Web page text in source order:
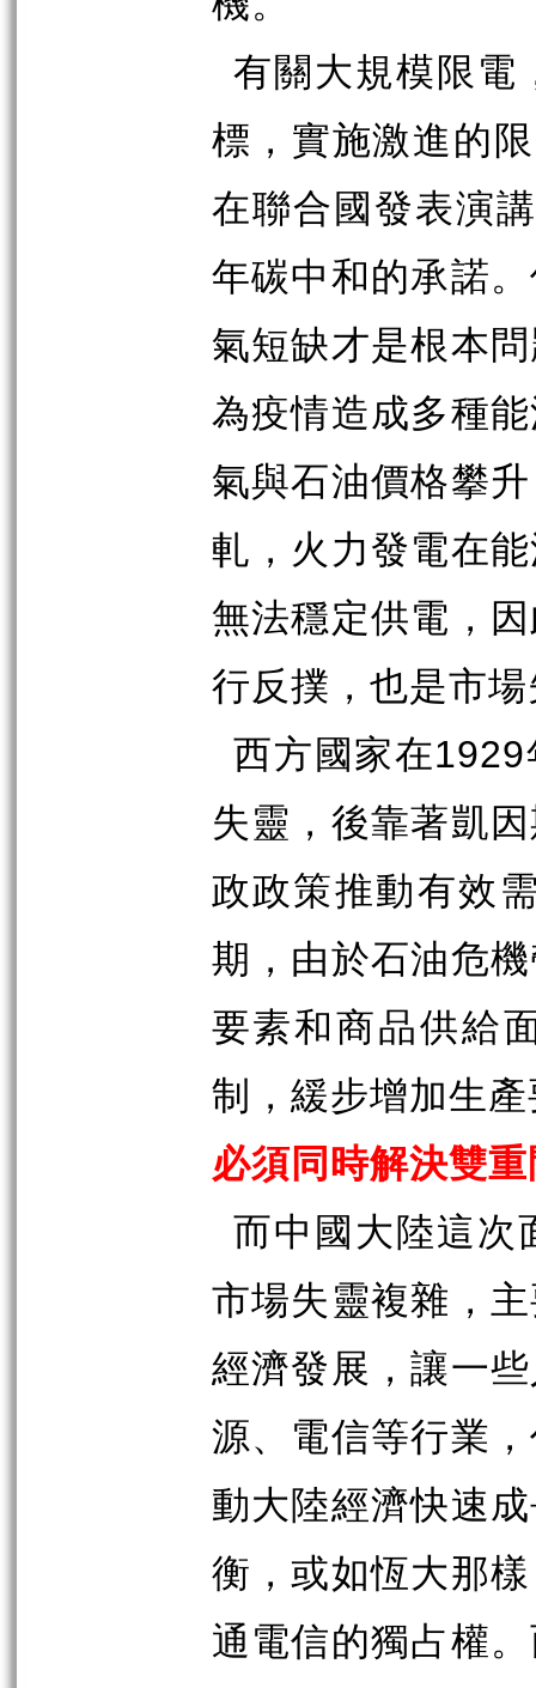
有關大規模限電
標，實施激進的
在聯合國發表演
年碳中和的承諾
氣短缺才是根本
為疫情造成多種
氣與石油價格攀
軋，火力發電在
無法穩定供電，
行反撲，也是市
西方國家在1929
失靈，後靠著凱
政政策推動有效
期，由於石油危
要素和商品供給
制，緩步增加生
必須同時解決雙
而中國大陸這次
市場失靈複雜，
經濟發展，讓一
源、電信等行業
動大陸經濟快速
衡，或如恆大那
通電信的獨占權